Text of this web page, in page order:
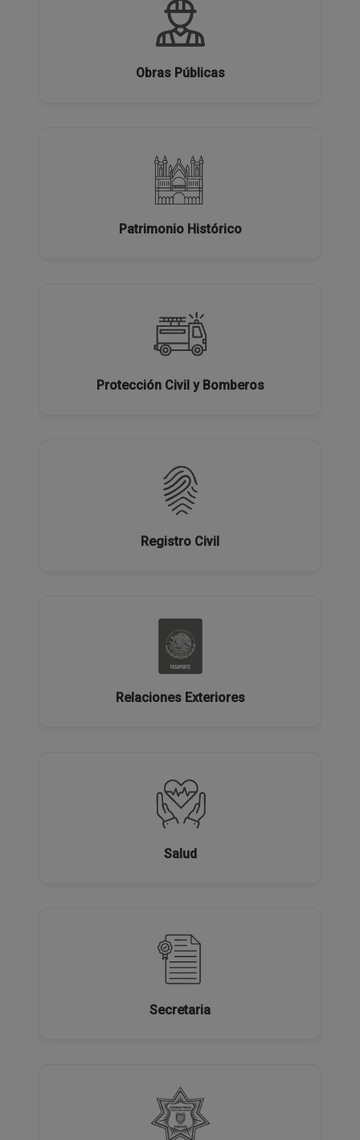
Obras Públicas
Patrimonio Histórico
Protección Civil y Bomberos
Registro Civil
Relaciones Exteriores
Salud
Secretaria